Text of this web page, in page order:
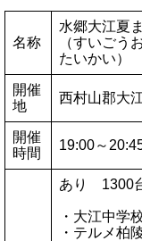
名称
水郷大江夏
（すいごう
たいかい）
開催
地
西村山郡大
開催
時間
19:00～
あり 1300
・大江中学
・テルメ柏